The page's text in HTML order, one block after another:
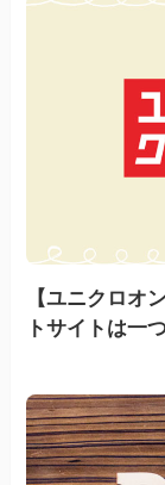
【ユニクロオ
トサイトは一